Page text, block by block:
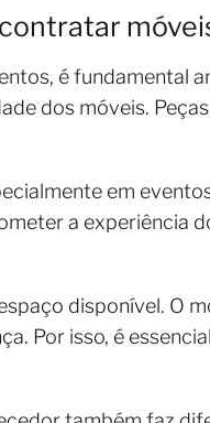
é fundamental
dos móveis.
em
a experiência
disponível. O
Por isso, é